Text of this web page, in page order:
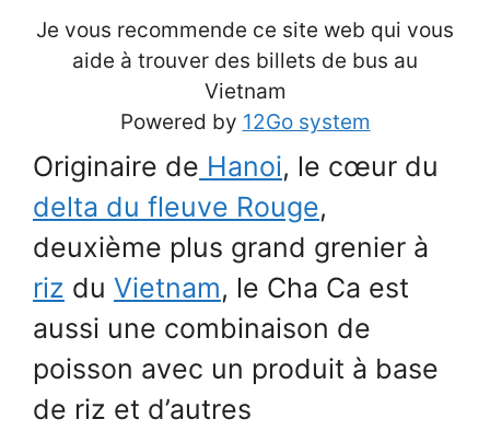
Je vous recommende ce site web qui vous
aide à trouver des billets de bus au
Vietnam
Powered by 12Go system
Originaire de Hanoi, le cœur du
delta du fleuve Rouge,
deuxième plus grand grenier à
riz du Vietnam, le Cha Ca est
aussi une combinaison de
poisson avec un produit à base
de riz et d’autres